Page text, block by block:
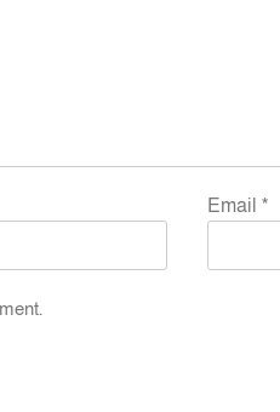
Email *